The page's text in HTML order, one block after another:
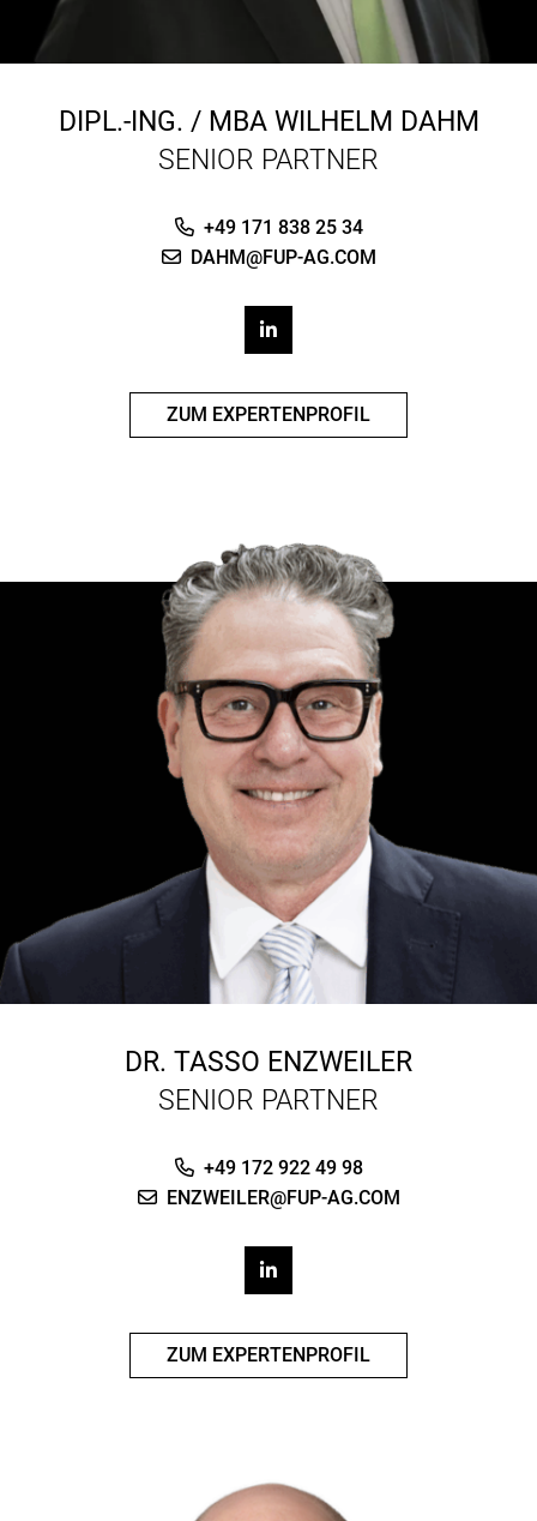
DIPL.-ING. / MBA WILHELM DAHM
SENIOR PARTNER
+49 171 838 25 34
DAHM@FUP-AG.COM
ZUM EXPERTENPROFIL
DR. TASSO ENZWEILER
SENIOR PARTNER
+49 172 922 49 98
ENZWEILER@FUP-AG.COM
ZUM EXPERTENPROFIL